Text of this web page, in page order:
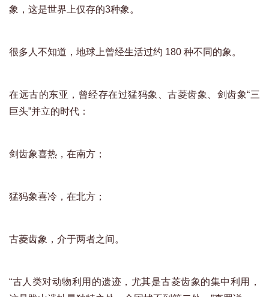
象，这是世界上仅存的3种象。
很多人不知道，地球上曾经生活过约 180 种不同的象。
在远古的东亚，曾经存在过猛犸象、古菱齿象、剑齿象“三
巨头”并立的时代：
剑齿象喜热，在南方；
猛犸象喜冷，在北方；
古菱齿象，介于两者之间。
“古人类对动物利用的遗迹，尤其是古菱齿象的集中利用，